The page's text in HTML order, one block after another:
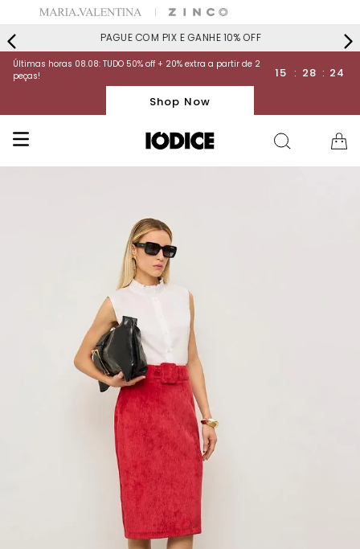
PAGUE COM PIX E GANHE 10% OFF
Últimas horas 08.08: TUDO 50% off + 20% extra a partir de 2
peças!
15 : 28 : 23
Shop Now